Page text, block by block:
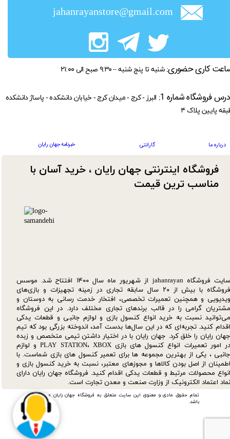
تمام حقوق مادی و معنوی این سایت متعلق به فروشگاه جهان رایان می
باشد.
jahanrayanstore@gmail.com
سایت فروشگاه jahanrayan از شهریور ماه سال ۱۴۰۰ افتتاح شد. موسس
فروشگاه با بیش از ۲۰ سال سابقه تجاری در زمینه تجهیزات و بازی‌های
ویدیویی و همچنین تعمیرات تخصصی، افتخار خدمت رسانی به دوستان و
مشتریان گرامی را در قالب برندهای تجاری مختلف دارد. در این فروشگاه
می‌توانید نسبت به خرید انواع کنسول بازی و لوازم جانبی و قطعات یدکی‌
اقدام کنید. تجربه‌ای که در این سال‌ها بدست آمد، اندوخته بزرگی بود که تیم
جهان رایان را خلق کرد. جهان رایان با در اختیار داشتن تیمی متخصص و زبده
در امور تعمیرات انواع کنسول های بازی PLAY STATION، XBOX و لوازم
جانبی ، یکی از بهترین مجموعه ها برای تعمیر کنسول های بازی شماست. با
اطمینان از اصل بودن کالاها و مجوزهای معتبر، نسبت به خرید کنسول بازی و
انواع محصولات مرتبط و قطعات یدکی اقدام کنید. فروشگاه جهان رایان دارای
نماد اعتماد الکترونیک از وزارت صنعت و معدن تجارت است.
فروشگاه اینترنتی جهان رایان ، خرید آسان با
مناسب ترین قیمت​​​​​​​
کاری حضوری: شنبه تا پنج شنبه – ۹:۳۰ صبح الی ۲۱:۰۰
درباره ما گارانتی خبرنامه جهان رایان
فروشگاه شماره 1:
البرز - کرج - میدان کرج - خیابان دانشکده - پاساژ دانشکده
پایین پلاک ۴